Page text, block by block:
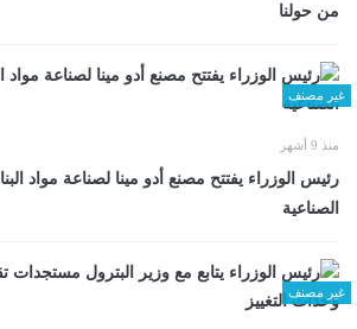
من حولنا
غير مصنف
منذ 9 أشهر
رئيس الوزراء يفتتح مصنع أدو مينا لصناعة مواد
الصناعية
غير مصنف